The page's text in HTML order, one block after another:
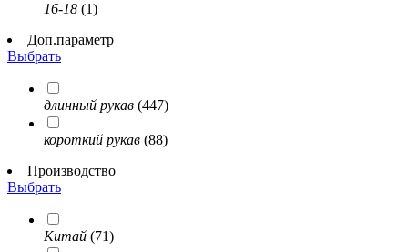
16-18 (1)
Доп.параметр
Выбрать
длинный рукав (447)
короткий рукав (88)
Производство
Выбрать
Китай (71)